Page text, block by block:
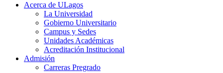
Acerca de ULagos
La Universidad
Gobierno Universitario
Campus y Sedes
Unidades Académicas
Acreditación Institucional
Admisión
Carreras Pregrado